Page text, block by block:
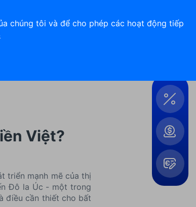
Việt?
triển mạnh mẽ của thị
Đô la Úc - một trong
điều cần thiết cho bất
Tiện
ích
Mở
chúng tôi và để cho phép các hoạt động tiếp